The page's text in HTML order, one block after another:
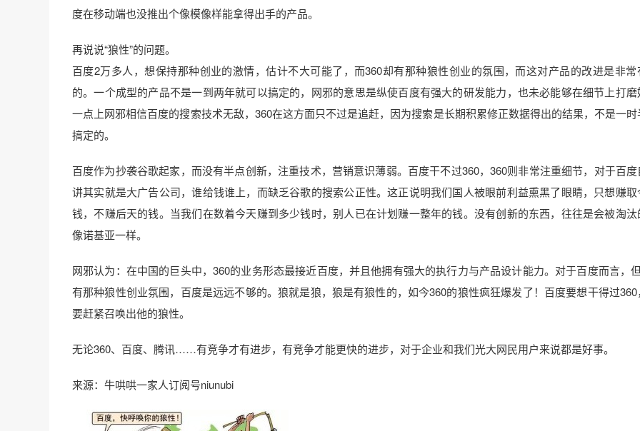
度在移动端也没推出个像模像样能拿得出手的产品。
再说说“狼性”的问题。
百度2万多人，想保持那种创业的激情，估计不大可能了，而360却有那种狼性创业的氛围，而这对产品的改进是非常
的。一个成型的产品不是一到两年就可以搞定的，网邪的意思是纵使百度有强大的研发能力，也未必能够在细节上打
一点上网邪相信百度的搜索技术无敌，360在这方面只不过是追赶，因为搜索是长期积累修正数据得出的结果，不是一
搞定的。
百度作为抄袭谷歌起家，而没有半点创新，注重技术，营销意识薄弱。百度干不过360，360则非常注重细节，对于百
讲其实就是大广告公司，谁给钱谁上，而缺乏谷歌的搜索公正性。这正说明我们国人被眼前利益熏黑了眼睛，只想赚
钱，不赚后天的钱。当我们在数着今天赚到多少钱时，别人已在计划赚一整年的钱。没有创新的东西，往往是会被淘
像诺基亚一样。
网邪认为：在中国的巨头中，360的业务形态最接近百度，并且他拥有强大的执行力与产品设计能力。对于百度而言，
有那种狼性创业氛围，百度是远远不够的。狼就是狼，狼是有狼性的，如今360的狼性疯狂爆发了！百度要想干得过
要赶紧召唤出他的狼性。
无论360、百度、腾讯……有竞争才有进步，有竞争才能更快的进步，对于企业和我们光大网民用户来说都是好事。
来源：牛哄哄一家人订阅号niunubi